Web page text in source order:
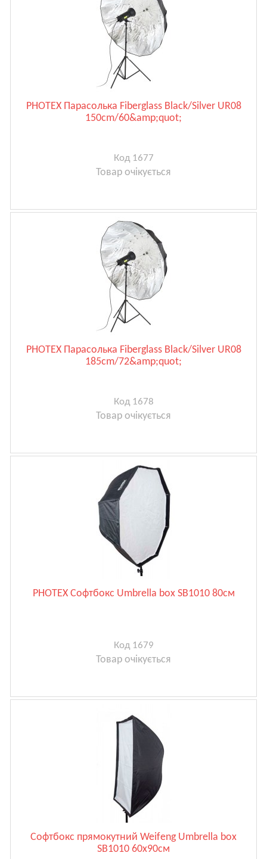
PHOTEX Парасолька Fiberglass Black/Silver UR08
150cm/60&amp;quot;
Код 1677
Товар очікується
PHOTEX Парасолька Fiberglass Black/Silver UR08
185cm/72&amp;quot;
Код 1678
Товар очікується
PHOTEX Софтбокс Umbrella box SB1010 80см
Код 1679
Товар очікується
Софтбокс прямокутний Weifeng Umbrella box
SB1010 60х90см